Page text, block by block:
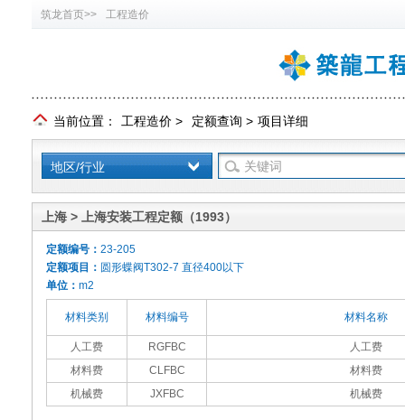
筑龙首页>> 工程造价
当前位置： 工程造价 > 定额查询 > 项目详细
地区/行业
上海 > 上海安装工程定额（1993）
定额编号： 23-205
定额项目： 圆形蝶阀T302-7 直径400以下
单位： m2
材料类别 材料编号 材料名称
人工费 RGFBC
人工费
材料费
CLFBC
材料费
机械费
JXFBC 机械费